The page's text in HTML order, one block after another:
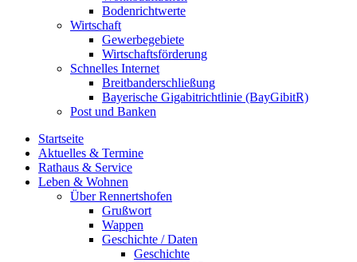
Bodenrichtwerte
Wirtschaft
Gewerbegebiete
Wirtschaftsförderung
Schnelles Internet
Breitbanderschließung
Bayerische Gigabitrichtlinie (BayGibitR)
Post und Banken
Startseite
Aktuelles & Termine
Rathaus & Service
Leben & Wohnen
Über Rennertshofen
Grußwort
Wappen
Geschichte / Daten
Geschichte